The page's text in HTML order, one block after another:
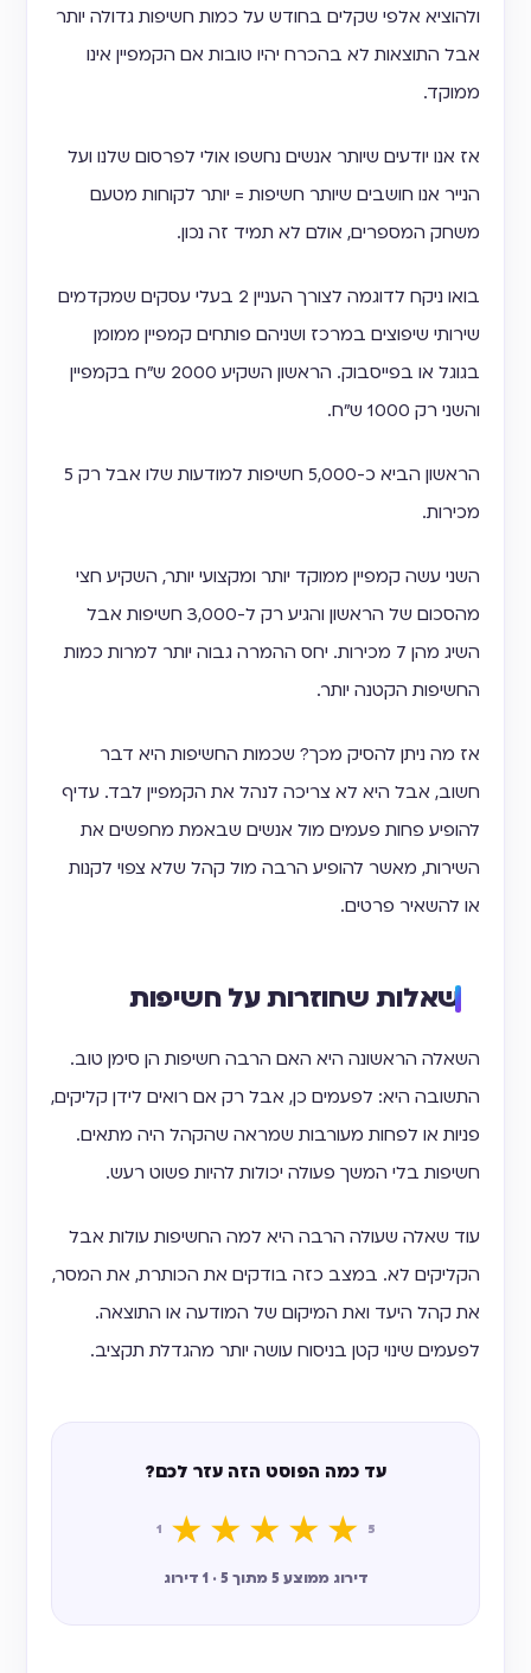
ולהוציא אלפי שקלים בחודש על כמות חשיפות גדולה יותר
אבל התוצאות לא בהכרח יהיו טובות אם הקמפיין אינו
ממוקד.
אז אנו יודעים שיותר אנשים נחשפו אולי לפרסום שלנו ועל
הנייר אנו חושבים שיותר חשיפות = יותר לקוחות מטעם
משחק המספרים, אולם לא תמיד זה נכון.
בואו ניקח לדוגמה לצורך העניין 2 בעלי עסקים שמקדמים
שירותי שיפוצים במרכז ושניהם פותחים קמפיין ממומן
בגוגל או בפייסבוק. הראשון השקיע 2000 ש״ח בקמפיין
והשני רק 1000 ש״ח.
הראשון הביא כ-5,000 חשיפות למודעות שלו אבל רק 5
מכירות.
השני עשה קמפיין ממוקד יותר ומקצועי יותר, השקיע חצי
מהסכום של הראשון והגיע רק ל-3,000 חשיפות אבל
השיג מהן 7 מכירות. יחס ההמרה גבוה יותר למרות כמות
החשיפות הקטנה יותר.
אז מה ניתן להסיק מכך? שכמות החשיפות היא דבר
חשוב, אבל היא לא צריכה לנהל את הקמפיין לבד. עדיף
להופיע פחות פעמים מול אנשים שבאמת מחפשים את
השירות, מאשר להופיע הרבה מול קהל שלא צפוי לקנות
או להשאיר פרטים.
שאלות שחוזרות על חשיפות
השאלה הראשונה היא האם הרבה חשיפות הן סימן טוב.
התשובה היא: לפעמים כן, אבל רק אם רואים לידן קליקים,
פניות או לפחות מעורבות שמראה שהקהל היה מתאים.
חשיפות בלי המשך פעולה יכולות להיות פשוט רעש.
עוד שאלה שעולה הרבה היא למה החשיפות עולות אבל
הקליקים לא. במצב כזה בודקים את הכותרת, את המסר,
את קהל היעד ואת המיקום של המודעה או התוצאה.
לפעמים שינוי קטן בניסוח עושה יותר מהגדלת תקציב.
עד כמה הפוסט הזה עזר לכם?
1 ★ ★ ★ ★ ★ 5
דירוג ממוצע 5 מתוך 5 · 1 דירוג